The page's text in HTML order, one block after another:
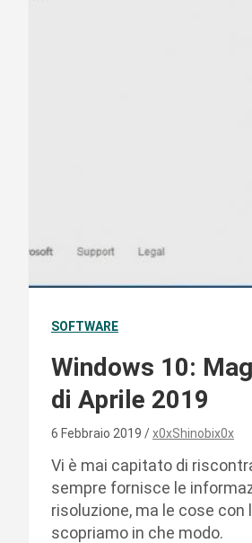
SOFTWARE
Windows 10:
di Aprile 2019
6 Febbraio 2019 x0xShinobix0x
Vi è mai capitato di
sempre fornisce le
risoluzione, ma le cose con
scopriamo in che modo.